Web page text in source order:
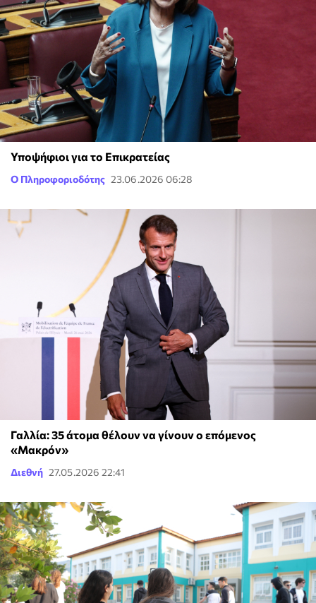
Υποψήφιοι για το Επικρατείας
Ο Πληροφοριοδότης 23.06.2026 06:28
Γαλλία: 35 άτομα θέλουν να γίνουν ο επόμενος
«Μακρόν»
Διεθνή 27.05.2026 22:41